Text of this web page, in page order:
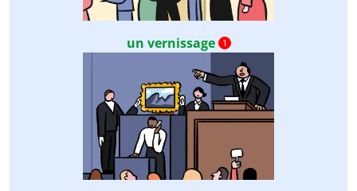
un vernissage 1